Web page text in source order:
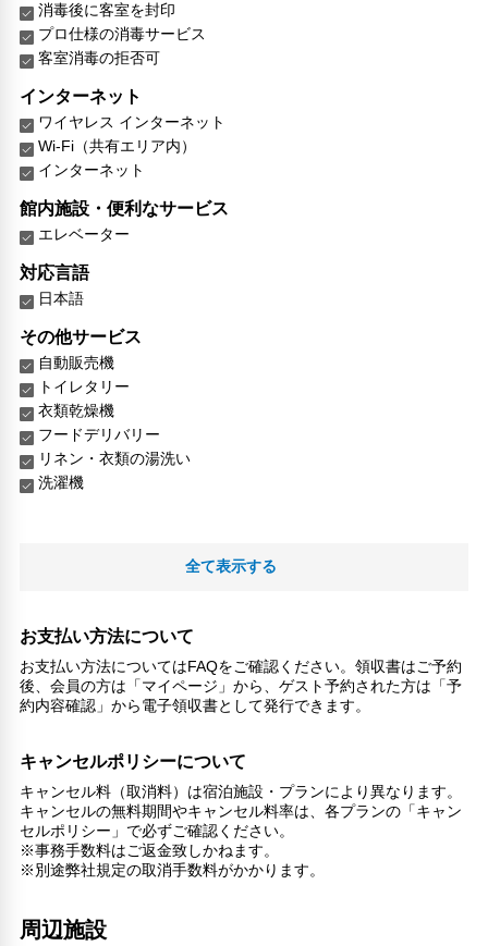
消毒後に客室を封印
プロ仕様の消毒サービス
客室消毒の拒否可
インターネット
ワイヤレス インターネット
Wi-Fi（共有エリア内）
インターネット
館内施設・便利なサービス
エレベーター
対応言語
日本語
その他サービス
自動販売機
トイレタリー
衣類乾燥機
フードデリバリー
リネン・衣類の湯洗い
洗濯機
全て表示する
お支払い方法について
お支払い方法についてはFAQをご確認ください。領収書はご予約
後、会員の方は「マイページ」から、ゲスト予約された方は「予
約内容確認」から電子領収書として発行できます。
キャンセルポリシーについて
キャンセル料（取消料）は宿泊施設・プランにより異なります。
キャンセルの無料期間やキャンセル料率は、各プランの「キャン
セルポリシー」で必ずご確認ください。
※事務手数料はご返金致しかねます。
※別途弊社規定の取消手数料がかかります。
周辺施設